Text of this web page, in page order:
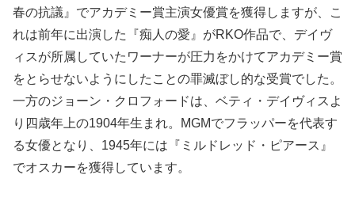
春の抗議』でアカデミー賞主演女優賞を獲得しますが、こ
れは前年に出演した『痴人の愛』がRKO作品で、デイヴ
ィスが所属していたワーナーが圧力をかけてアカデミー賞
をとらせないようにしたことの罪滅ぼし的な受賞でした。
一方のジョーン・クロフォードは、ベティ・デイヴィスよ
り四歳年上の1904年生まれ。MGMでフラッパーを代表す
る女優となり、1945年には『ミルドレッド・ピアース』
でオスカーを獲得しています。